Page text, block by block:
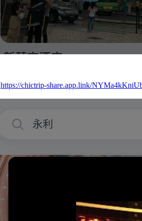
https://chictrip-share.app.link/